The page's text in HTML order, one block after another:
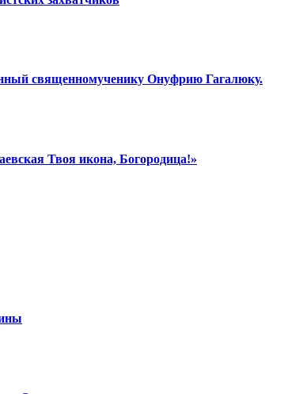
священномученику Онуфрию Гагалюку.
Твоя икона, Богородица!»